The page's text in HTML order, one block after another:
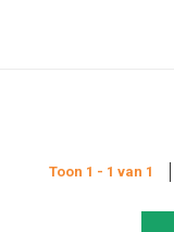
Toon 1 - 1 van 1